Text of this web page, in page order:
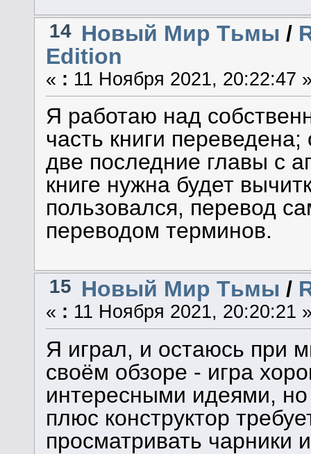
14 Новый Мир Тьмы /
Edition
« : 11 Ноября 2021, 20:22:47
Я работаю над
часть книги
две последние главы с
книге нужна будет
пользовался, перевод
переводом терминов.
15 Новый Мир Тьмы /
« : 11 Ноября 2021, 20:20:21
Я играл, и остаюсь при
своём обзоре - игра
интересными идеями,
плюс конструктор
просматривать чарники